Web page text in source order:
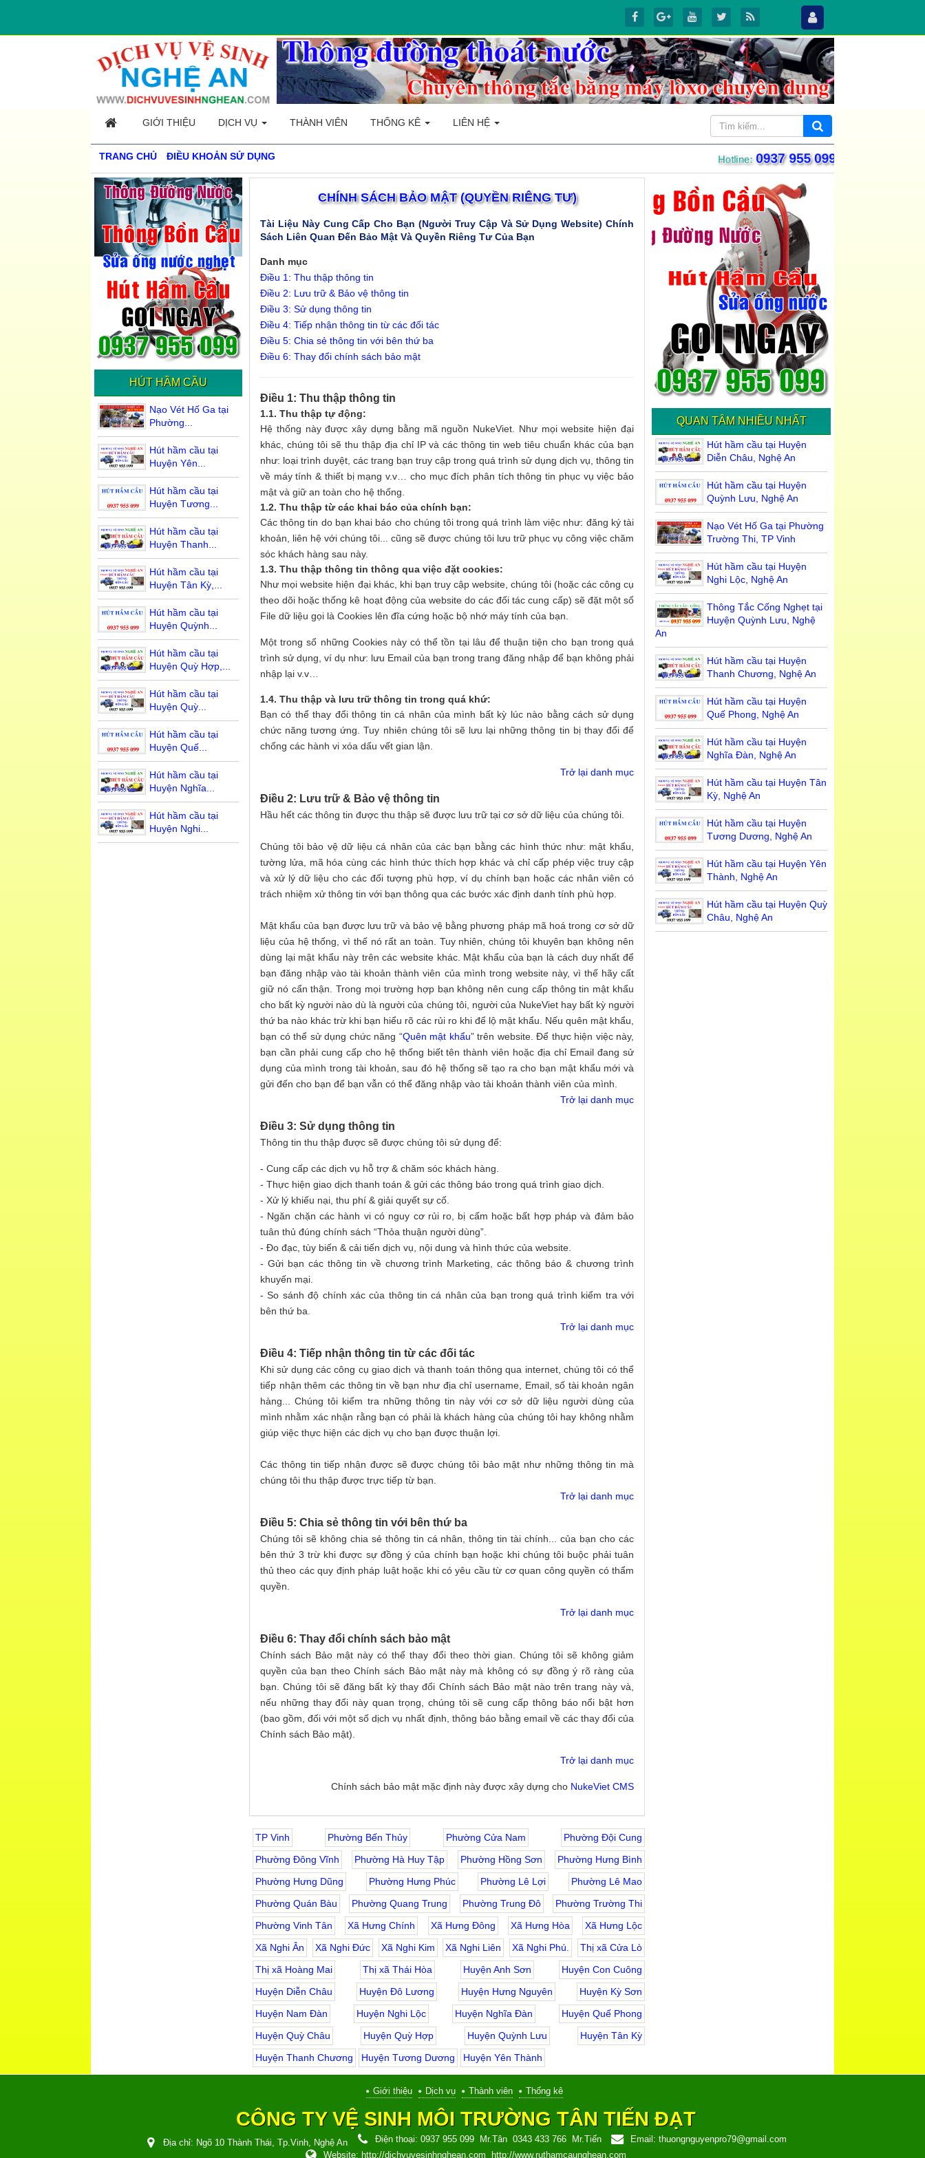
GIỚI THIỆU DỊCH VỤ THÀNH VIÊN THỐNG KÊ LIÊN HỆ
TRANG CHỦ ĐIỀU KHOẢN SỬ DỤNG Hotline:0937 955 099
CHÍNH SÁCH BẢO MẬT (QUYỀN RIÊNG TƯ)
Tài Liệu Này Cung Cấp Cho Bạn (người Truy Cập Và Sử Dụng Website) Chính
Sách Liên Quan Đến Bảo Mật Và Quyền Riêng Tư Của Bạn
Danh mục
Điều 1: Thu thập thông tin
Điều 2: Lưu trữ & Bảo vệ thông tin
Điều 3: Sử dụng thông tin
Điều 4: Tiếp nhận thông tin từ các đối tác
Điều 5: Chia sẻ thông tin với bên thứ ba
Điều 6: Thay đổi chính sách bảo mật
Điều 1: Thu thập thông tin
1.1. Thu thập tự động:
Hệ thống này được xây dựng bằng mã nguồn NukeViet. Như mọi website hiện đại
khác, chúng tôi sẽ thu thập địa chỉ IP và các thông tin web tiêu chuẩn khác của bạn
như: loại trình duyệt, các trang bạn truy cập trong quá trình sử dụng dịch vụ, thông tin
về máy tính & thiết bị mạng v.v… cho mục đích phân tích thông tin phục vụ việc bảo
mật và giữ an toàn cho hệ thống.
1.2. Thu thập từ các khai báo của chính bạn:
Các thông tin do bạn khai báo cho chúng tôi trong quá trình làm việc như: đăng ký tài
khoản, liên hệ với chúng tôi... cũng sẽ được chúng tôi lưu trữ phục vụ công việc chăm
sóc khách hàng sau này.
1.3. Thu thập thông tin thông qua việc đặt cookies:
Như mọi website hiện đại khác, khi bạn truy cập website, chúng tôi (hoặc các công cụ
theo dõi hoặc thống kê hoạt động của website do các đối tác cung cấp) sẽ đặt một số
File dữ liệu gọi là Cookies lên đĩa cứng hoặc bộ nhớ máy tính của bạn.
Một trong số những Cookies này có thể tồn tại lâu để thuận tiện cho bạn trong quá
trình sử dụng, ví dụ như: lưu Email của bạn trong trang đăng nhập để bạn không phải
nhập lại v.v…
1.4. Thu thập và lưu trữ thông tin trong quá khứ:
Bạn có thể thay đổi thông tin cá nhân của mình bất kỳ lúc nào bằng cách sử dụng
chức năng tương ứng. Tuy nhiên chúng tôi sẽ lưu lại những thông tin bị thay đổi để
chống các hành vi xóa dấu vết gian lận.
Trở lại danh mục
Điều 2: Lưu trữ & Bảo vệ thông tin
Hầu hết các thông tin được thu thập sẽ được lưu trữ tại cơ sở dữ liệu của chúng tôi.
Chúng tôi bảo vệ dữ liệu cá nhân của các bạn bằng các hình thức như: mật khẩu,
tường lửa, mã hóa cùng các hình thức thích hợp khác và chỉ cấp phép việc truy cập
và xử lý dữ liệu cho các đối tượng phù hợp, ví dụ chính bạn hoặc các nhân viên có
trách nhiệm xử thông tin với bạn thông qua các bước xác định danh tính phù hợp.
Mật khẩu của bạn được lưu trữ và bảo vệ bằng phương pháp mã hoá trong cơ sở dữ
liệu của hệ thống, vì thế nó rất an toàn. Tuy nhiên, chúng tôi khuyên bạn không nên
dùng lại mật khẩu này trên các website khác. Mật khẩu của bạn là cách duy nhất để
bạn đăng nhập vào tài khoản thành viên của mình trong website này, vì thế hãy cất
giữ nó cẩn thận. Trong mọi trường hợp bạn không nên cung cấp thông tin mật khẩu
cho bất kỳ người nào dù là người của chúng tôi, người của NukeViet hay bất kỳ người
thứ ba nào khác trừ khi bạn hiểu rõ các rủi ro khi để lộ mật khẩu. Nếu quên mật khẩu,
bạn có thể sử dụng chức năng “Quên mật khẩu” trên website. Để thực hiện việc này,
bạn cần phải cung cấp cho hệ thống biết tên thành viên hoặc địa chỉ Email đang sử
dụng của mình trong tài khoản, sau đó hệ thống sẽ tạo ra cho bạn mật khẩu mới và
gửi đến cho bạn để bạn vẫn có thể đăng nhập vào tài khoản thành viên của mình.
Trở lại danh mục
Điều 3: Sử dụng thông tin
Thông tin thu thập được sẽ được chúng tôi sử dụng để:
- Cung cấp các dịch vụ hỗ trợ & chăm sóc khách hàng.
- Thực hiện giao dịch thanh toán & gửi các thông báo trong quá trình giao dịch.
- Xử lý khiếu nại, thu phí & giải quyết sự cố.
- Ngăn chặn các hành vi có nguy cơ rủi ro, bị cấm hoặc bất hợp pháp và đảm bảo
tuân thủ đúng chính sách “Thỏa thuận người dùng”.
- Đo đạc, tùy biến & cải tiến dịch vụ, nội dung và hình thức của website.
- Gửi bạn các thông tin về chương trình Marketing, các thông báo & chương trình
khuyến mại.
- So sánh độ chính xác của thông tin cá nhân của bạn trong quá trình kiểm tra với
bên thứ ba.
Trở lại danh mục
Điều 4: Tiếp nhận thông tin từ các đối tác
Khi sử dụng các công cụ giao dịch và thanh toán thông qua internet, chúng tôi có thể
tiếp nhận thêm các thông tin về bạn như địa chỉ username, Email, số tài khoản ngân
hàng... Chúng tôi kiểm tra những thông tin này với cơ sở dữ liệu người dùng của
mình nhằm xác nhận rằng bạn có phải là khách hàng của chúng tôi hay không nhằm
giúp việc thực hiện các dịch vụ cho bạn được thuận lợi.
Các thông tin tiếp nhận được sẽ được chúng tôi bảo mật như những thông tin mà
chúng tôi thu thập được trực tiếp từ bạn.
Trở lại danh mục
Điều 5: Chia sẻ thông tin với bên thứ ba
Chúng tôi sẽ không chia sẻ thông tin cá nhân, thông tin tài chính... của bạn cho các
bên thứ 3 trừ khi được sự đồng ý của chính bạn hoặc khi chúng tôi buộc phải tuân
thủ theo các quy định pháp luật hoặc khi có yêu cầu từ cơ quan công quyền có thẩm
quyền.
Trở lại danh mục
Điều 6: Thay đổi chính sách bảo mật
Chính sách Bảo mật này có thể thay đổi theo thời gian. Chúng tôi sẽ không giảm
quyền của bạn theo Chính sách Bảo mật này mà không có sự đồng ý rõ ràng của
bạn. Chúng tôi sẽ đăng bất kỳ thay đổi Chính sách Bảo mật nào trên trang này và,
nếu những thay đổi này quan trọng, chúng tôi sẽ cung cấp thông báo nổi bật hơn
(bao gồm, đối với một số dịch vụ nhất định, thông báo bằng email về các thay đổi của
Chính sách Bảo mật).
Trở lại danh mục
Chính sách bảo mật mặc định này được xây dựng cho NukeViet CMS
TP Vinh Phường Bến Thủy Phường Cửa Nam
Phường Đội Cung
Phường Đông Vĩnh
Phường Hà Huy Tập Phường Hồng Sơn
Phường Hưng Bình
Phường Hưng Dũng
Phường Hưng Phúc Phường Lê Lợi
Phường Lê Mao
Phường Quán Bàu
Phường Quang Trung Phường Trung Đô
Phường Trường Thi
Phường Vinh Tân
Xã Hưng Chính Xã Hưng Đông Xã Hưng Hòa
Xã Hưng Lộc
Xã Nghi Ân
Xã Nghi Đức Xã Nghi Kim Xã Nghi Liên Xã Nghi Phú.
Thị xã Cửa Lò
Thị xã Hoàng Mai
Thị xã Thái Hòa Huyện Anh Sơn
Huyện Con Cuông
Huyện Diễn Châu
Huyện Đô Lương Huyện Hưng Nguyên
Huyện Kỳ Sơn
Huyện Nam Đàn
Huyện Nghi Lộc Huyện Nghĩa Đàn
Huyện Quế Phong
Huyện Quỳ Châu
Huyện Quỳ Hợp Huyện Quỳnh Lưu
Huyện Tân Kỳ
Huyện Thanh Chương
Huyện Tương Dương Huyện Yên Thành
QUAN TÂM NHIỀU NHẤT
Hút hầm cầu tại Huyện
Diễn Châu, Nghệ An
Hút hầm cầu tại Huyện
Quỳnh Lưu, Nghệ An
Nạo Vét Hố Ga tại Phường
Trường Thi, TP Vinh
Hút hầm cầu tại Huyện
Nghi Lộc, Nghệ An
Thông Tắc Cống Nghẹt tại
Huyện Quỳnh Lưu, Nghệ
An
Hút hầm cầu tại Huyện
Thanh Chương, Nghệ An
Hút hầm cầu tại Huyện
Quế Phong, Nghệ An
Hút hầm cầu tại Huyện
Nghĩa Đàn, Nghệ An
Hút hầm cầu tại Huyện Tân
Kỳ, Nghệ An
Hút hầm cầu tại Huyện
Tương Dương, Nghệ An
Hút hầm cầu tại Huyện Yên
Thành, Nghệ An
Hút hầm cầu tại Huyện Quỳ
Châu, Nghệ An
HÚT HẦM CẦU
Nạo Vét Hố Ga tại
Phường...
Hút hầm cầu tại
Huyện Yên...
Hút hầm cầu tại
Huyện Tương...
Hút hầm cầu tại
Huyện Thanh...
Hút hầm cầu tại
Huyện Tân Kỳ,...
Hút hầm cầu tại
Huyện Quỳnh...
Hút hầm cầu tại
Huyện Quỳ Hợp,...
Hút hầm cầu tại
Huyện Quỳ...
Hút hầm cầu tại
Huyện Quế...
Hút hầm cầu tại
Huyện Nghĩa...
Hút hầm cầu tại
Huyện Nghi...
Giới thiệu Dịch vụ Thành viên Thống kê
CÔNG TY VỆ SINH MÔI TRƯỜNG TÂN TIẾN ĐẠT
Địa chỉ: Ngõ 10 Thành Thái, Tp.Vinh, Nghệ An Điện thoại: 0937 955 099 Mr.Tân 0343 433 766 Mr.Tiến Email: thuongnguyenpro79@gmail.com
Website: http://dichvuvesinhnghean.com http://www.ruthamcaunghean.com